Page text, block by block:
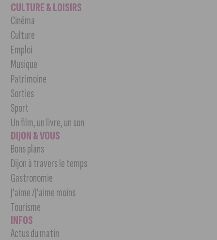
CULTURE & LOISIRS
Cinéma
Culture
Emploi
Musique
Patrimoine
Sorties
Sport
Un film, un livre, un son
DIJON & VOUS
Bons plans
Dijon à travers le temps
Gastronomie
J’aime /J’aime moins
Tourisme
INFOS
Actus du matin